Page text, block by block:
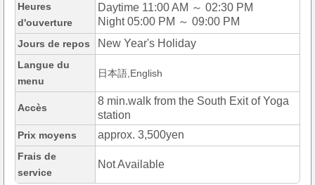
Heures
d'ouverture
Daytime 11:00 AM ～ 02:30 PM
Night 05:00 PM ～ 09:00 PM
Jours de repos New Year's Holiday
Langue du
menu
日本語,English
Accès
8 min.walk from the South Exit of Yoga
station
Prix moyens approx. 3,500yen
Frais de
service
Not Available